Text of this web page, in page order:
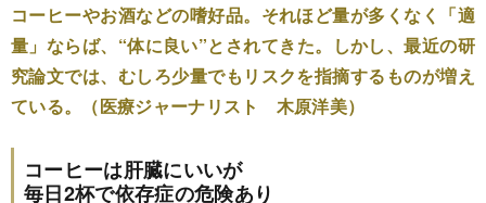
コーヒーやお酒などの嗜好品。それほど量が多くなく「適
量」ならば、“体に良い”とされてきた。しかし、最近の研
究論文では、むしろ少量でもリスクを指摘するものが増え
ている。（医療ジャーナリスト 木原洋美）
コーヒーは肝臓にいいが
毎日2杯で依存症の危険あり